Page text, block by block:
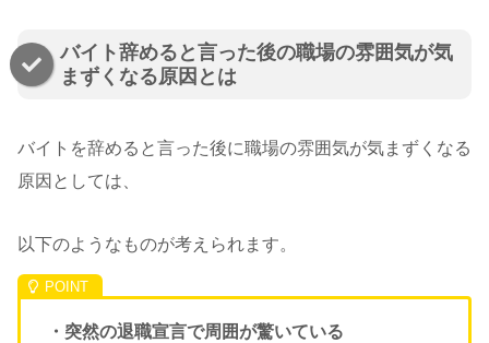
バイト辞めると言った後の職場の雰囲気が気
まずくなる原因とは
バイトを辞めると言った後に職場の雰囲気が気まずくなる
原因としては、
以下のようなものが考えられます。
・突然の退職宣言で周囲が驚いている